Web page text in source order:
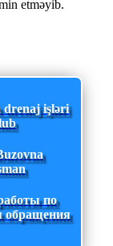
etməyib.
drenaj işləri
по
обращения